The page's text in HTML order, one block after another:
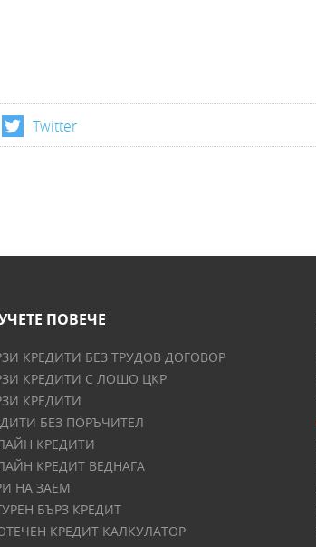
Twitter
ПОВЕЧЕ
КРЕДИТИ БЕЗ ТРУДОВ ДОГОВОР
КРЕДИТИ С ЛОШО ЦКР
КРЕДИТИ
БЕЗ ПОРЪЧИТЕЛ
КРЕДИТИ
КРЕДИТ ВЕДНАГА
НА ЗАЕМ
БЪРЗ КРЕДИТ
КРЕДИТ КАЛКУЛАТОР